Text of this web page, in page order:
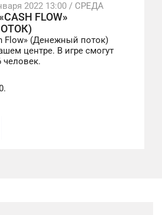
2022 13:00 / СРЕДА
FLOW»
Flow» (Денежный поток)
центре. В игре смогут
человек.